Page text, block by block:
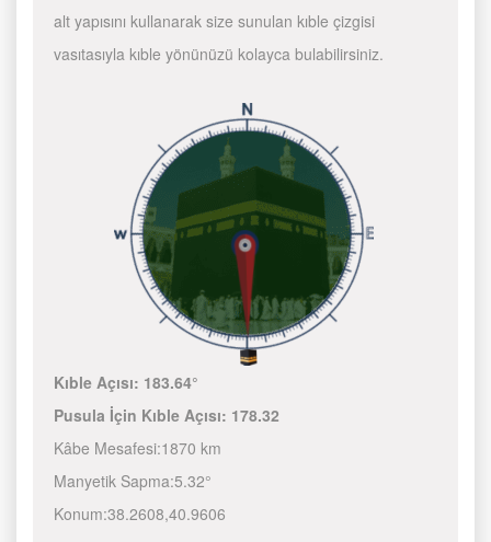
alt yapısını kullanarak size sunulan kıble çizgisi
vasıtasıyla kıble yönünüzü kolayca bulabilirsiniz.
Kıble Açısı: 183.64°
Pusula İçin Kıble Açısı: 178.32
Kâbe Mesafesi:1870 km
Manyetik Sapma:5.32°
Konum:38.2608,40.9606